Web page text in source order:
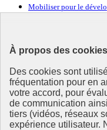
À propos des cookies
Des cookies sont
fréquentation pour en
votre accord, pour
de communication
tiers (vidéos, réseaux
expérience utilisateur.
Mobiliser pour le
Ressources
Ressources
La Méth’ODD
Gouvernement